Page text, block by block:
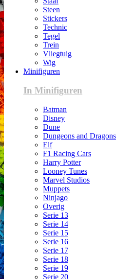
Steen
Stickers
Technic
Tegel
Trein
Vliegtuig
Wig
Minifiguren
In Minifiguren
Batman
Disney
Dune
Dungeons and Dragons
Elf
F1 Racing Cars
Harry Potter
Looney Tunes
Marvel Studios
Muppets
Ninjago
Overig
Serie 13
Serie 14
Serie 15
Serie 16
Serie 17
Serie 18
Serie 19
Serie 20